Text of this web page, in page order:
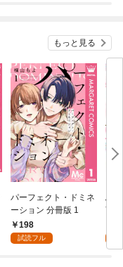
もっと見る
パーフェクト・ドミネ
ーション 分冊版 1
198
試読フル
ふ
言